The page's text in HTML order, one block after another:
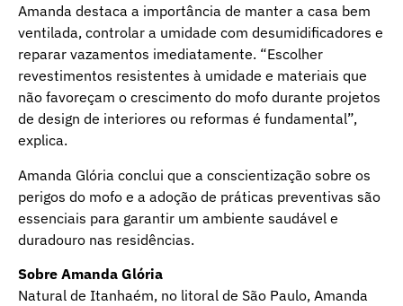
Amanda destaca a importância de manter a casa bem
ventilada, controlar a umidade com desumidificadores e
reparar vazamentos imediatamente. “Escolher
revestimentos resistentes à umidade e materiais que
não favoreçam o crescimento do mofo durante projetos
de design de interiores ou reformas é fundamental”,
explica.
Amanda Glória conclui que a conscientização sobre os
perigos do mofo e a adoção de práticas preventivas são
essenciais para garantir um ambiente saudável e
duradouro nas residências.
Sobre Amanda Glória
Natural de Itanhaém, no litoral de São Paulo, Amanda